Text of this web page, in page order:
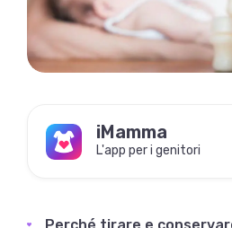
iMamma
L'app per i genitori